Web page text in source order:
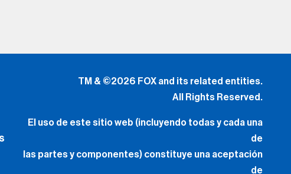
de
las partes y componentes) constituye una aceptación
Política de Privacidad.
Tus Opciones de Privacidad